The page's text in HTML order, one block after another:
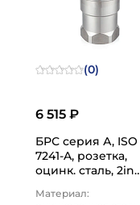
(0)
6 515 ₽
БРС серия А, ISO
7241-A, розетка,
оцинк. сталь, 2in
Материал: